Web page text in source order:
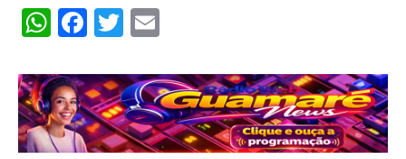
WhatsApp
Facebook
Twitter